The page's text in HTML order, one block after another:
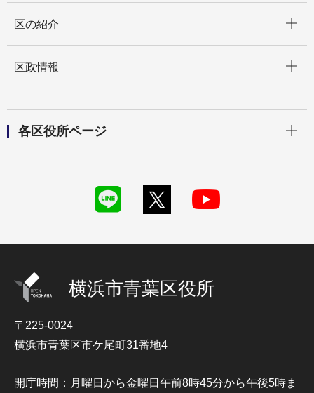
区の紹介
区政情報
各区役所ページ
横浜市青葉区役所
〒225-0024
横浜市青葉区市ケ尾町31番地4
開庁時間：月曜日から金曜日午前8時45分から午後5時ま